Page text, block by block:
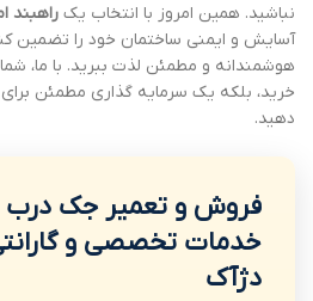
نباشید. همین امروز با انتخاب یک راهبند
آسایش و ایمنی ساختمان خود را تضمین
هوشمندانه و مطمئن لذت ببرید. با ما،
خرید، بلکه یک سرمایه گذاری مطمئن
دهید.
فروش و تعمیر جک درب
خدمات تخصصی و
دژآک